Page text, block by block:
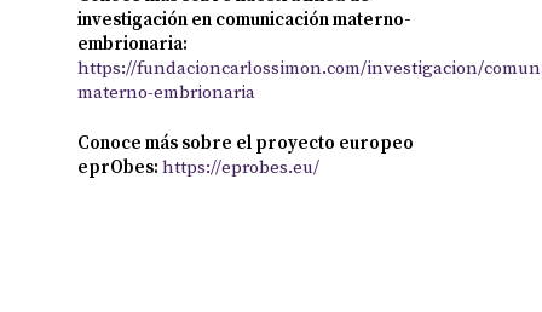
investigación en comunicación materno-
embrionaria:
https://fundacioncarlossimon.com/investigacion/
materno-embrionaria
Conoce más sobre el proyecto europeo
eprObes: https://eprobes.eu/